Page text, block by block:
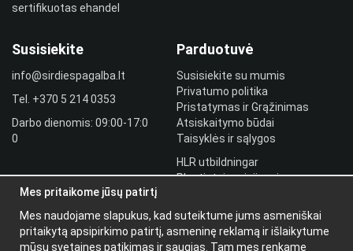
Susisiekite
info@sirdiespagalba.lt
Tel. +370 5 214 0353
Darbo dienomis: 09:00-17:0
0
Parduotuvė
Susisiekite su mumis
Privatumo politika
Pristatymas ir Grąžinimas
Atsiskaitymo būdai
Taisyklės ir sąlygos
HLR utbildningar
Plantintojo prisijungimas
Papildoma
informacija
sertifikuotas ehandel
Mes pritaikome jūsų patirtį
Mes naudojame slapukus, kad suteiktume jums asmeniškai
pritaikytą apsipirkimo patirtį, asmeninę reklamą ir išlaikytume
mūsų svetaines patikimas ir saugias. Tam mes renkame